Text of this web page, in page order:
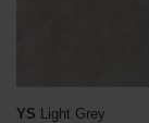
YS Light Grey